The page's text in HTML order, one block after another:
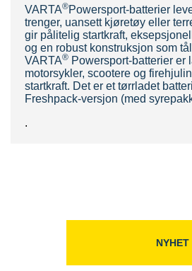
VARTA®Powersport-batterier
trenger, uansett kjøretøy eller
gir pålitelig startkraft,
og en robust konstruksjon som
VARTA® Powersport-batterier er
motorsykler, scootere og
startkraft. Det er et tørrladet
Freshpack-versjon (med
.
NYHET